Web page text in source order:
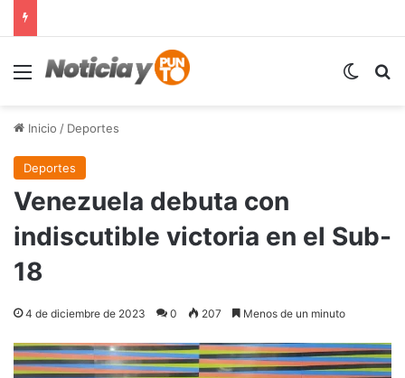
Menú
Inicio / Deportes
Deportes
Venezuela debuta con
indiscutible victoria en el Sub-
18
4 de diciembre de 2023 0 207 Menos de un minuto